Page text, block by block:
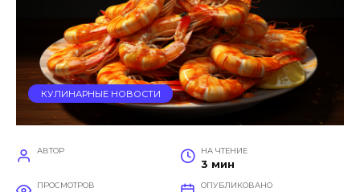
КУЛИНАРНЫЕ НОВОСТИ
АВТОР НА ЧТЕНИЕ
3 мин
ПРОСМОТРОВ ОПУБЛИКОВАНО